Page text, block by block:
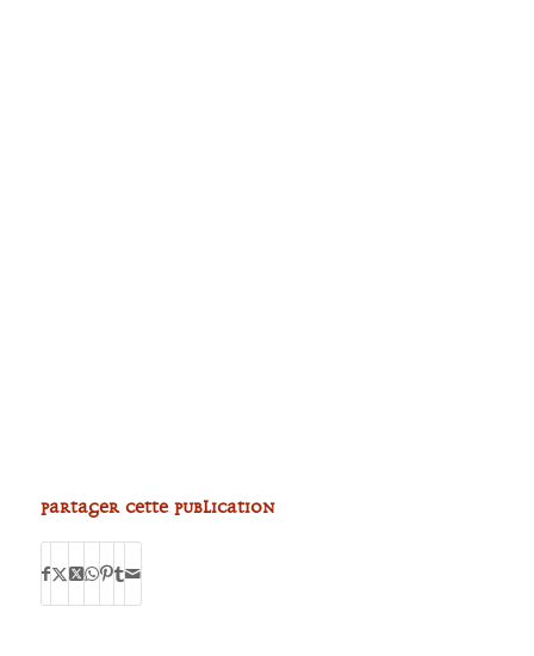
Partager cette publication